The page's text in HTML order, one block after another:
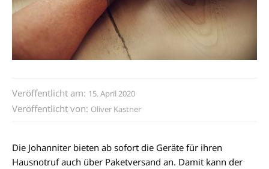
Veröffentlicht am: 15. April 2020
Veröffentlicht von: Oliver Kastner
Die Johanniter bieten ab sofort die Geräte für ihren
Hausnotruf auch über Paketversand an. Damit kann der